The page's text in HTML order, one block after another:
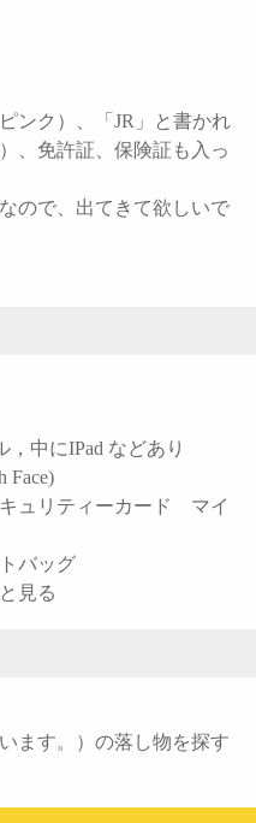
ンク）、「JR」と書かれ
、免許証、保険証も入っ
ので、出てきて欲しいで
，中にIPad などあり
Face)
リティーカード マイ
バッグ
見る
ます。）の落し物を探す